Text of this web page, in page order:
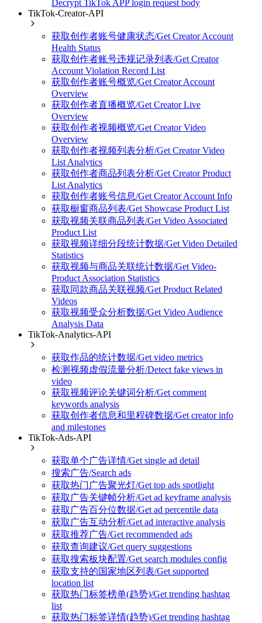
Decrypt TikTok APP login request body
TikTok-Creator-API
获取创作者账号健康状态/Get Creator Account
Health Status
获取创作者账号违规记录列表/Get Creator
Account Violation Record List
获取创作者账号概览/Get Creator Account
Overview
获取创作者直播概览/Get Creator Live
Overview
获取创作者视频概览/Get Creator Video
Overview
获取创作者视频列表分析/Get Creator Video
List Analytics
获取创作者商品列表分析/Get Creator Product
List Analytics
获取创作者账号信息/Get Creator Account Info
获取橱窗商品列表/Get Showcase Product List
获取视频关联商品列表/Get Video Associated
Product List
获取视频详细分段统计数据/Get Video Detailed
Statistics
获取视频与商品关联统计数据/Get Video-
Product Association Statistics
获取同款商品关联视频/Get Product Related
Videos
获取视频受众分析数据/Get Video Audience
Analysis Data
TikTok-Analytics-API
获取作品的统计数据/Get video metrics
检测视频虚假流量分析/Detect fake views in
video
获取视频评论关键词分析/Get comment
keywords analysis
获取创作者信息和里程碑数据/Get creator info
and milestones
TikTok-Ads-API
获取单个广告详情/Get single ad detail
搜索广告/Search ads
获取热门广告聚光灯/Get top ads spotlight
获取广告关键帧分析/Get ad keyframe analysis
获取广告百分位数据/Get ad percentile data
获取广告互动分析/Get ad interactive analysis
获取推荐广告/Get recommended ads
获取查询建议/Get query suggestions
获取搜索板块配置/Get search modules config
获取支持的国家地区列表/Get supported
location list
获取热门标签榜单(趋势)/Get trending hashtag
list
获取热门标签详情(趋势)/Get trending hashtag